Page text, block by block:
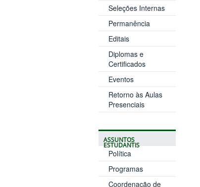
Seleções Internas
Permanência
Editais
Diplomas e
Certificados
Eventos
Retorno às Aulas
Presenciais
ASSUNTOS
ESTUDANTIS
Política
Programas
Coordenação de